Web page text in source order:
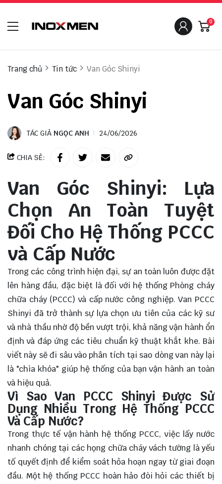
0
Trang chủ Tin tức Van Góc Shinyi
Van Góc Shinyi
TÁC GIẢ NGỌC ANH 24/06/2026
CHIA SẺ:
Van Góc Shinyi: Lựa
Chọn An Toàn Tuyệt
Đối Cho Hệ Thống PCCC
và Cấp Nước
Trong các công trình hiện đại, sự an toàn luôn được đặt
lên hàng đầu, đặc biệt là đối với hệ thống Phòng cháy
chữa cháy (PCCC) và cấp nước công nghiệp. Van PCCC
Shinyi đã trở thành sự lựa chọn ưu tiên của các kỹ sư
và nhà thầu nhờ độ bền vượt trội, khả năng vận hành ổn
định và đáp ứng các tiêu chuẩn kỹ thuật khắt khe. Bài
viết này sẽ đi sâu vào phân tích tại sao dòng van này lại
là "chìa khóa" giúp hệ thống của bạn vận hành an toàn
và hiệu quả.
Vì Sao Van PCCC Shinyi Được Sử
Dụng Nhiều Trong Hệ Thống PCCC
Và Cấp Nước?
Trong thực tế vận hành hệ thống PCCC, việc lấy nước
nhanh chóng tại các họng chữa cháy vách tường là yếu
tố quyết định để kiểm soát hỏa hoạn ngay từ giai đoạn
đầu. Một hệ thống PCCC hoàn hảo đòi hỏi các thiết bị